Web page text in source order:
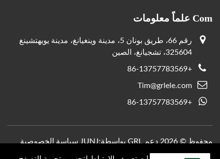
Com علماً معلومات
رقم 66، طريق بونان 5، مدينة وينغيانغ، مدينة يويهتشينغ
325604، تشجيانغ، الصين
+86-13757783569
Tim@grlele.com
+86-13757783569
محفوظ © 2026 دعم GRL بواسطة: JUNJ سياسة الخصوصية